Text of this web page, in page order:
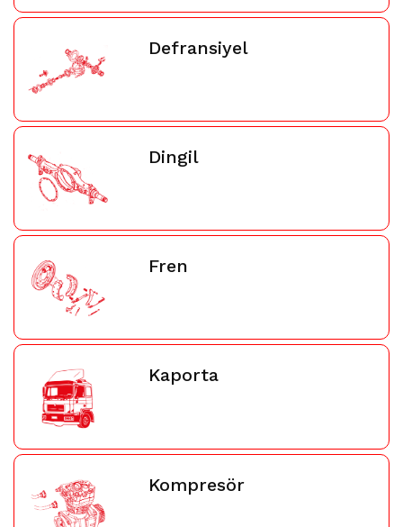
Defransiyel
Dingil
Fren
Kaporta
Kompresör